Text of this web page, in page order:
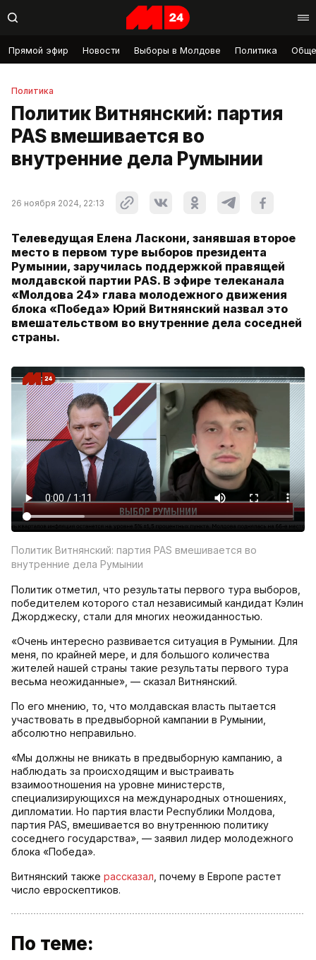
Прямой эфир Новости Выборы в Молдове Политика
Политика
Политик Витнянский: партия
PAS вмешивается во
внутренние дела Румынии
26 ноября 2024, 22:13
Телеведущая Елена Ласкони, занявшая второе
место в первом туре выборов президента
Румынии, заручилась поддержкой правящей
молдавской партии PAS. В эфире телеканала
«Молдова 24» глава молодежного движения
блока «Победа» Юрий Витнянский назвал это
вмешательством во внутренние дела соседней
страны.
Политик Витнянский: партия PAS вмешивается во
внутренние дела Румынии
Политик отметил, что результаты первого тура выборов,
победителем которого стал независимый кандидат Кэлин
Джорджеску, стали для многих неожиданностью.
«Очень интересно развивается ситуация в Румынии. Для
меня, по крайней мере, и для большого количества
жителей нашей страны такие результаты первого тура
весьма неожиданные», — сказал Витнянский.
По его мнению, то, что молдавская власть пытается
участвовать в предвыборной кампании в Румынии,
абсолютно неправильно.
«Мы должны не вникать в предвыборную кампанию, а
наблюдать за происходящим и выстраивать
взаимоотношения на уровне министерств,
специализирующихся на международных отношениях,
дипломатии. Но партия власти Республики Молдова,
партия PAS, вмешивается во внутреннюю политику
соседнего государства», — заявил лидер молодежного
блока «Победа».
Витнянский также рассказал , почему в Европе растет
число евроскептиков.
По теме: